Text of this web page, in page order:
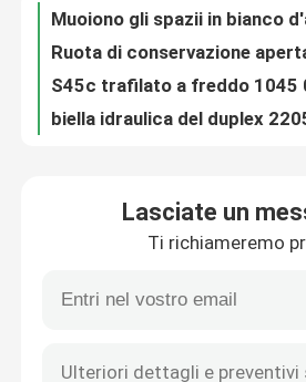
Controllo di qualità
Contattici
Prodotti in acciaio forgiato
Assi d'acciaio forgiate
Lasciate un
Ti richiameremo